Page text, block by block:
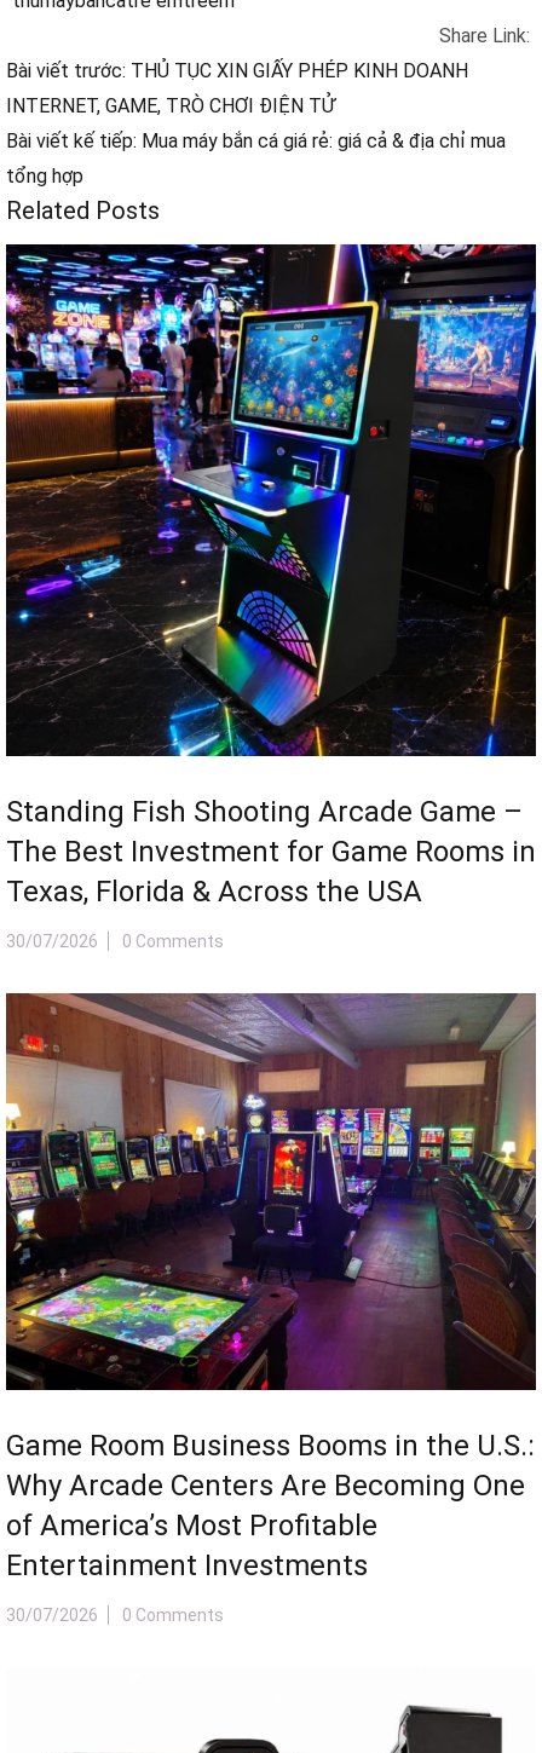
Standing Fish Shooting Arcade Game –
The Best Investment for Game Rooms in
Texas, Florida & Across the USA
30/07/2026 0 Comments
Game Room Business Booms in the U.S.:
Why Arcade Centers Are Becoming One
of America’s Most Profitable
Entertainment Investments
30/07/2026 0 Comments
Skill Game Machines? Decoding the